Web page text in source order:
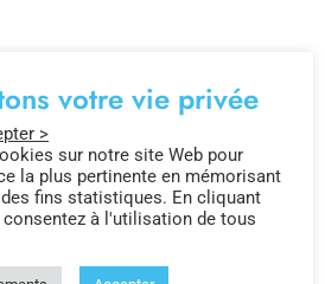
votre vie privée
>
sur notre site Web pour
la plus pertinente en mémorisant
fins statistiques. En cliquant
consentez à l'utilisation de tous